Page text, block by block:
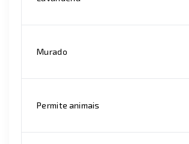
Murado
Permite animais